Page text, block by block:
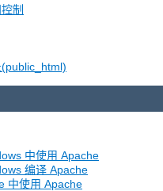
制
中使用 Apache
编译 Apache
中使用 Apache